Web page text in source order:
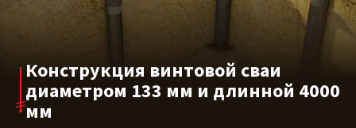
Конструкция винтовой сваи
диаметром 133 мм и длинной 4000
мм